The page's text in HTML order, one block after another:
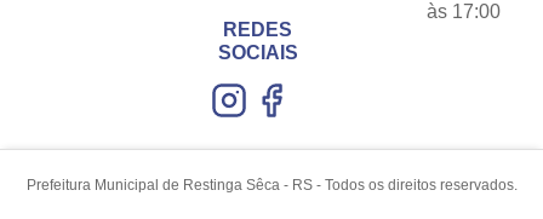
REDES
SOCIAIS
às 17:00
Prefeitura Municipal de Restinga Sêca - RS - Todos os direitos reservados.